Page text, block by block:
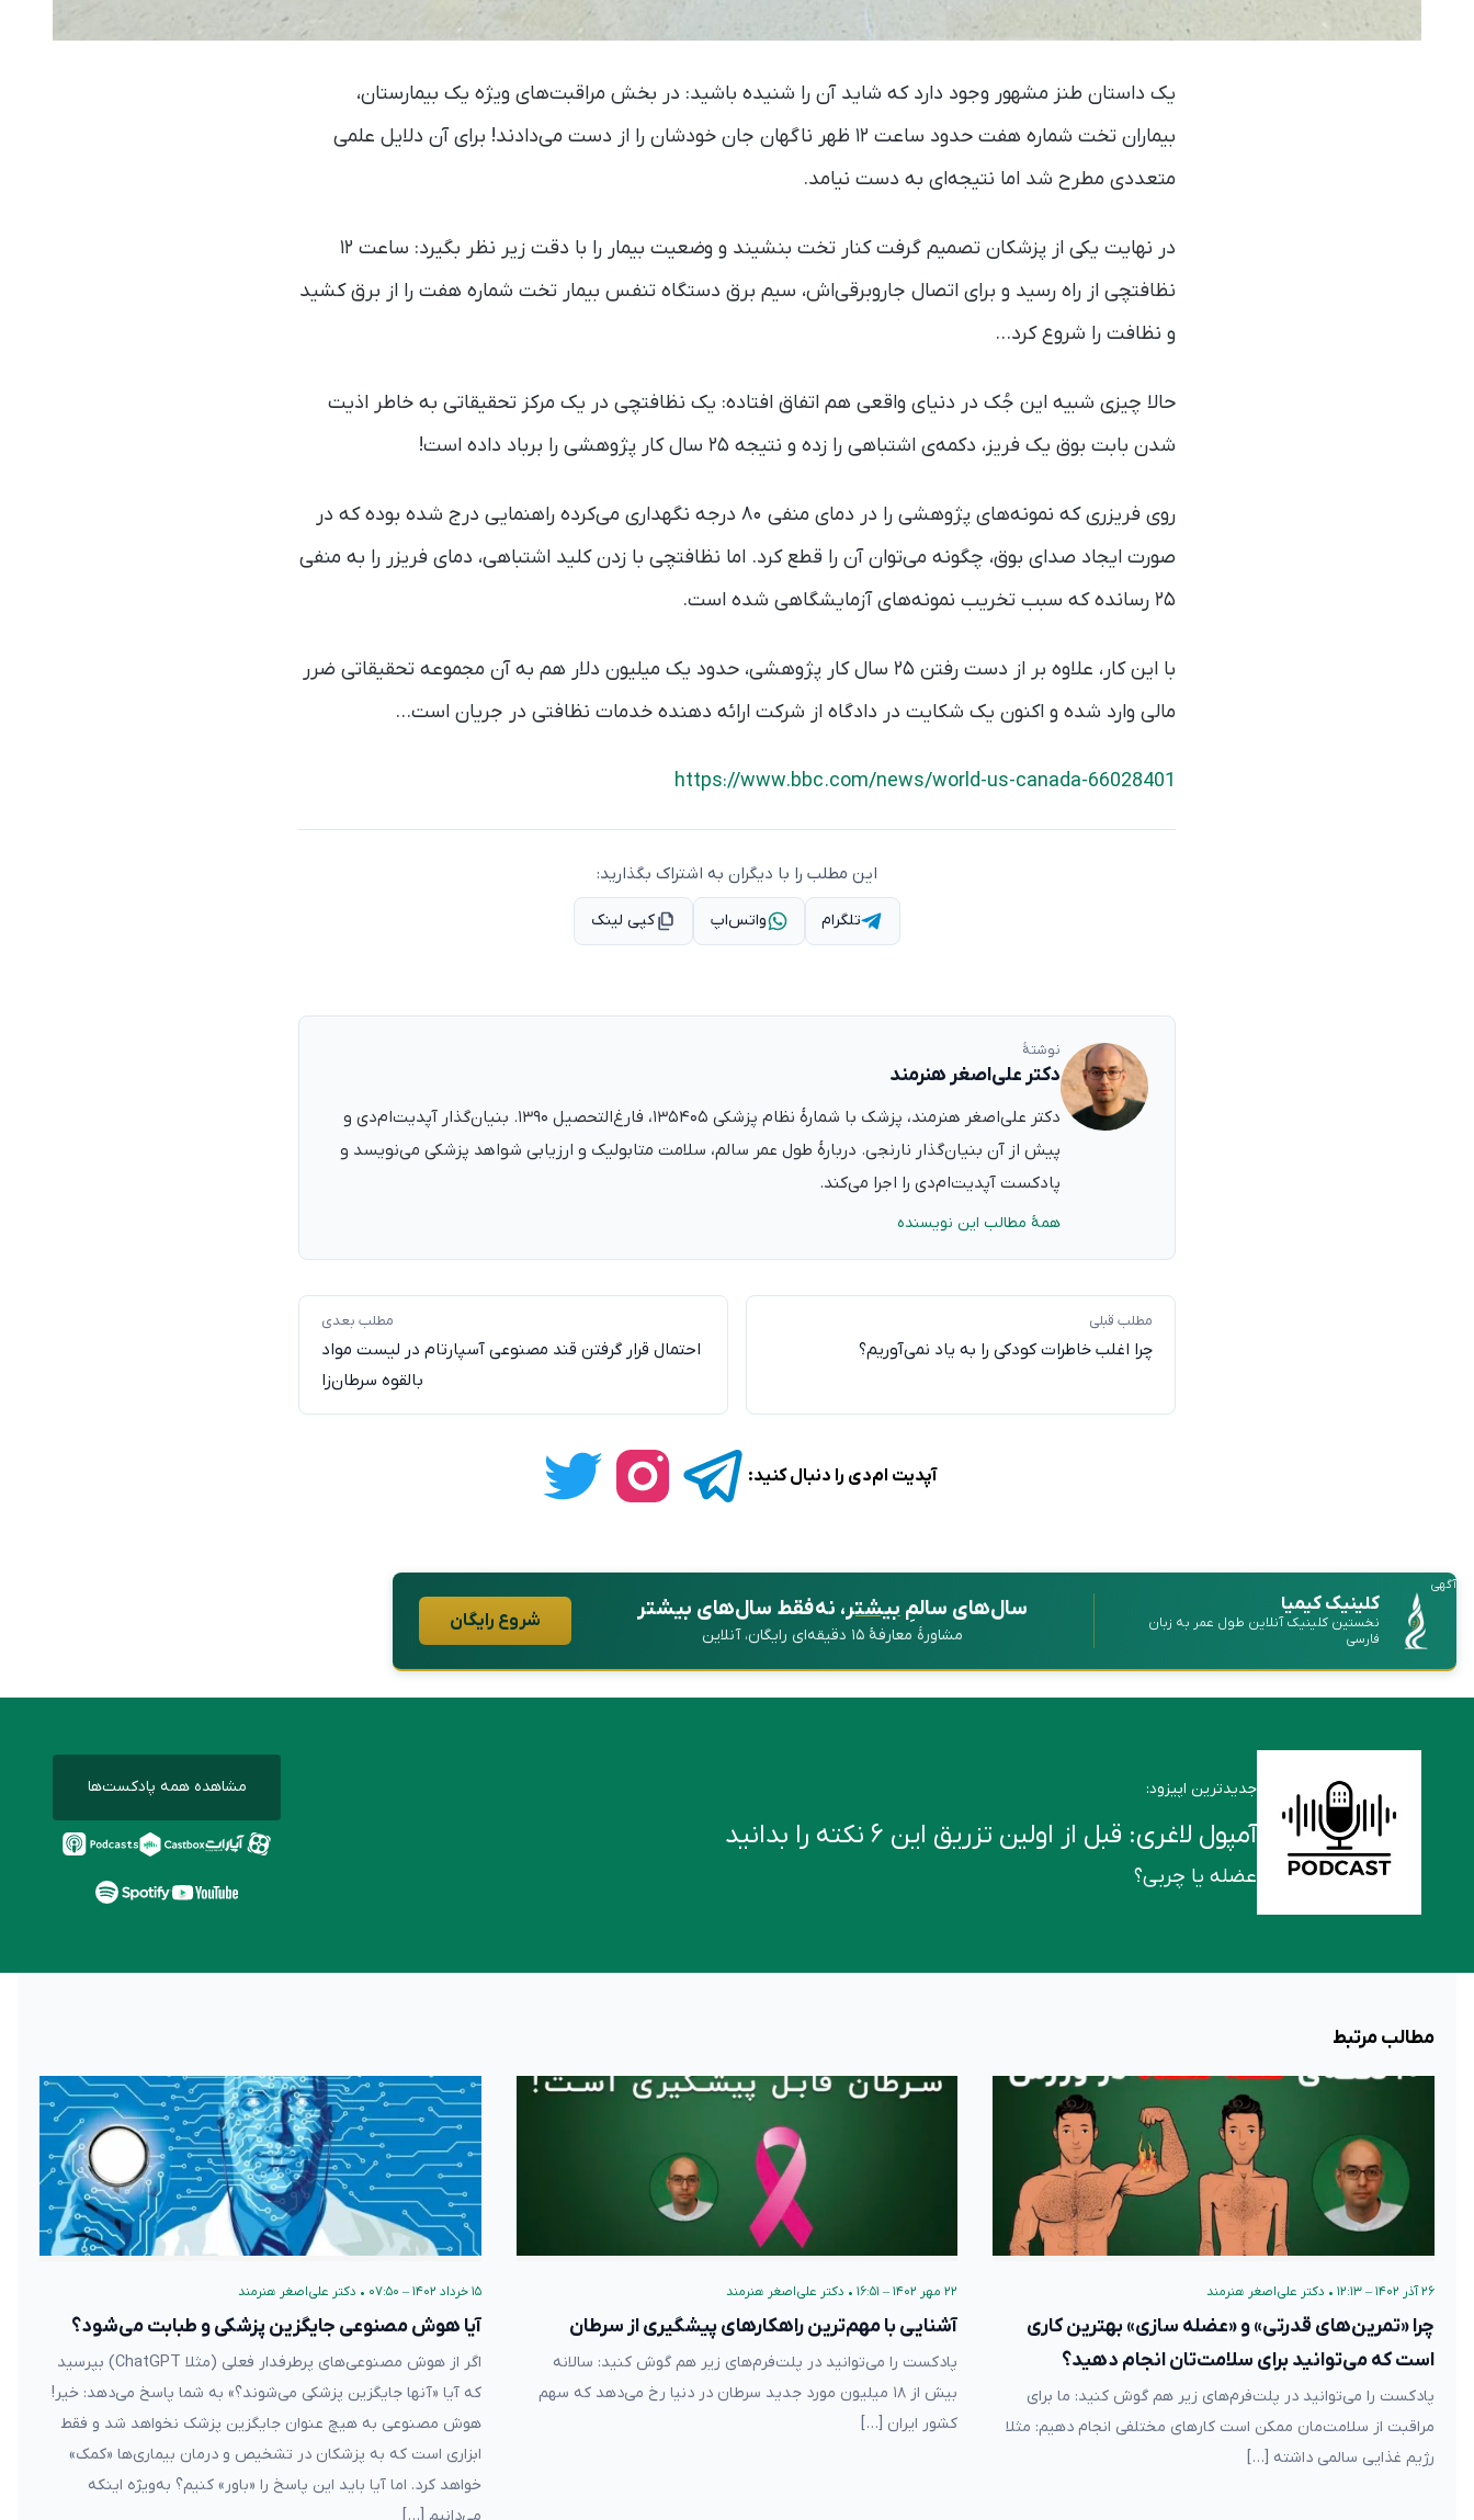
یک داستان طنز مشهور وجود دارد که شاید آن را شنیده‌ باشید: در بخش مراقبت‌های ویژه یک بیمارستان،
بیماران تخت شماره هفت حدود ساعت ۱۲ ظهر ناگهان جان خودشان را از دست می‌دادند! برای آن دلایل علمی
متعددی مطرح شد اما نتیجه‌ای به دست نیامد.
در نهایت یکی از پزشکان تصمیم گرفت کنار تخت بنشیند و وضعیت بیمار را با دقت زیر نظر بگیرد: ساعت ۱۲
نظافتچی از راه رسید و برای اتصال جاروبرقی‌اش، سیم برق دستگاه تنفس بیمار تخت شماره هفت را از برق کشید
و نظافت را شروع کرد…
حالا چیزی شبیه این جُک در دنیای واقعی هم اتفاق افتاده: یک نظافتچی در یک مرکز تحقیقاتی به خاطر اذیت
شدن بابت بوق یک فریز، دکمه‌ی اشتباهی را زده و نتیجه ۲۵ سال کار پژوهشی را برباد داده است!
روی فریزری که نمونه‌های پژوهشی را در دمای منفی ۸۰ درجه نگهداری می‌کرده راهنمایی درج شده بوده که در
صورت ایجاد صدای بوق، چگونه می‌توان آن را قطع کرد. اما نظافتچی با زدن کلید اشتباهی، دمای فریزر را به منفی
۲۵ رسانده که سبب تخریب نمونه‌های آزمایشگاهی شده است.
با این کار، علاوه بر از دست رفتن ۲۵ سال کار پژوهشی، حدود یک میلیون دلار هم به آن مجموعه تحقیقاتی ضرر
مالی وارد شده و اکنون یک شکایت در دادگاه از شرکت ارائه دهنده خدمات نظافتی در جریان است…
https://www.bbc.com/news/world-us-canada-66028401
این مطلب را با دیگران به اشتراک بگذارید:
تلگرام واتس‌اپ کپی لینک
نوشتهٔ
دکتر علی‌اصغر هنرمند
دکتر علی‌اصغر هنرمند، پزشک با شمارهٔ نظام پزشکی ۱۳۵۴۰۵، فارغ‌التحصیل ۱۳۹۰. بنیان‌گذار آپدیت‌ام‌دی و
پیش از آن بنیان‌گذار نارنجی. دربارهٔ طول عمر سالم، سلامت متابولیک و ارزیابی شواهد پزشکی می‌نویسد و
پادکست آپدیت‌ام‌دی را اجرا می‌کند.
همهٔ مطالب این نویسنده
مطلب قبلی
چرا اغلب خاطرات کودکی را به یاد نمی‌آوریم؟
مطلب بعدی
احتمال قرار گرفتن قند مصنوعی آسپارتام در لیست مواد
بالقوه سرطان‌زا
آپدیت ام‌دی را دنبال کنید:
آگهی
کلینیک کیمیا
نخستین کلینیک آنلاین طول عمر به زبان
فارسی
سال‌های سالمِبیشتر، نه فقط سال‌های بیشتر
مشاورهٔ معارفهٔ ۱۵ دقیقه‌ای رایگان، آنلاین
شروع رایگان
جدیدترین اپیزود:
آمپول لاغری: قبل از اولین تزریق این ۶ نکته را بدانید
عضله یا چربی؟
مشاهده همه پادکست‌ها
مطالب مرتبط
۲۶ آذر ۱۴۰۲ – ۱۲:۱۳ • دکتر علی‌اصغر هنرمند
چرا «تمرین‌های قدرتی» و «عضله سازی» بهترین کاری
است که می‌توانید برای سلامت‌تان انجام دهید؟
پادکست را می‌توانید در پلت‌فرم‌های زیر هم گوش کنید: ما برای
مراقبت از سلامت‌مان ممکن است کارهای مختلفی انجام دهیم: مثلا
رژیم غذایی سالمی داشته […]
۲۲ مهر ۱۴۰۲ – ۱۶:۵۱ • دکتر علی‌اصغر هنرمند
آشنایی با مهم‌ترین راهکارهای پیشگیری از سرطان
پادکست را می‌توانید در پلت‌فرم‌های زیر هم گوش کنید: سالانه
بیش از ۱۸ میلیون مورد جدید سرطان در دنیا رخ می‌دهد که سهم
کشور ایران […]
۱۵ خرداد ۱۴۰۲ – ۰۷:۵۰ • دکتر علی‌اصغر هنرمند
آیا هوش مصنوعی جایگزین پزشکی و طبابت می‌شود؟
اگر از هوش مصنوعی‌های پرطرفدار فعلی (مثلا ChatGPT) بپرسید
که آیا «آنها جایگزین پزشکی می‌شوند؟» به شما پاسخ می‌دهد: خیر!
هوش مصنوعی به هیچ عنوان جایگزین پزشک نخواهد شد و فقط
ابزاری است که به پزشکان در تشخیص و درمان بیماری‌ها «کمک»
خواهد کرد. اما آیا باید این پاسخ را «باور» کنیم؟ به‌ویژه اینکه